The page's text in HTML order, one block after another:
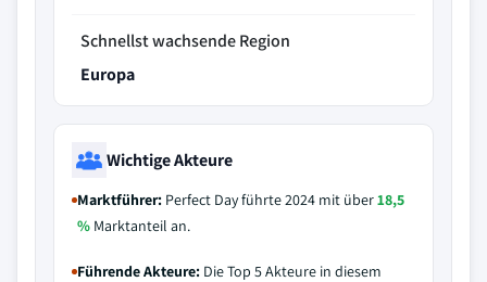
Schnellst wachsende Region
Europa
Wichtige Akteure
Marktführer: Perfect Day führte 2024 mit über18,5
% Marktanteil an.
Führende Akteure: Die Top 5 Akteure in diesem